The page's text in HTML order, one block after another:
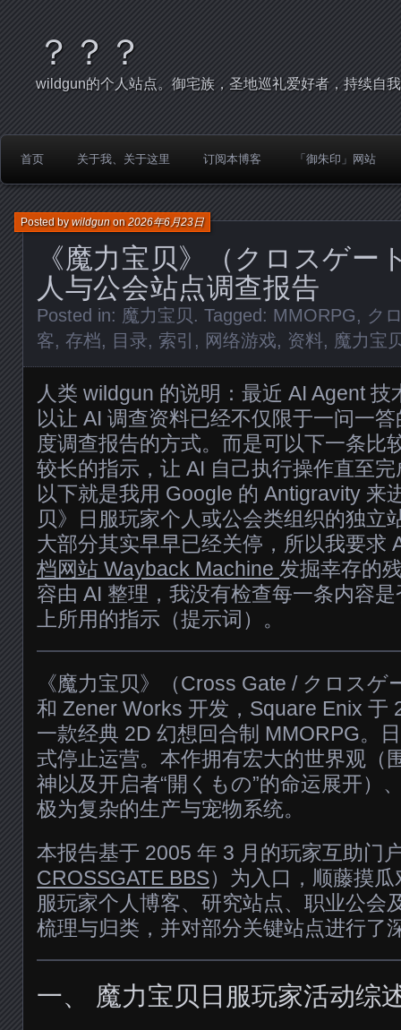
？？？
wildgun的个人站点。御宅族，圣地巡礼爱好者，持续自
首页 关于我、关于这里 订阅本博客 「御朱印」网站
《魔力宝贝》（クロスゲー
人与公会站点调查报告
Posted bywildgunon2026年6月23日
Posted in: 魔力宝贝 . Tagged: MMORPG, ク
客, 存档, 目录, 索引 , 网络游戏, 资料, 魔力宝
人类 wildgun 的说明：最近 AI Agent
以让 AI 调查资料已经不仅限于一问一
度调查报告的方式。而是可以下一条比
较长的指示，让 AI 自己执行操作直至完
以下就是我用 Google 的 Antigravity 来
贝》日服玩家个人或公会类组织的独立
大部分其实早早已经关停，所以我要求
档网站 Wayback Machine 发掘幸存的
容由 AI 整理，我没有检查每一条内容
上所用的指示（提示词）。
《魔力宝贝》（Cross Gate / クロスゲ
和 Zener Works 开发，Square Enix 于
一款经典 2D 幻想回合制 MMORPG。
式停止运营。本作拥有宏大的世界观（
神以及开启者“開くもの”的命运展开）
极为复杂的生产与宠物系统。
本报告基于 2005 年 3 月的玩家互助门
CROSSGATE BBS）为入口，顺藤摸
服玩家个人博客、研究站点、职业公会
梳理与归类，并对部分关键站点进行了
一、 魔力宝贝日服玩家活动综